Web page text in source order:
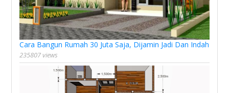
Cara Bangun Rumah 30 Juta Saja, Dijamin Jadi Dan Indah
235807 views